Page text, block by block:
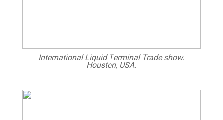
International Liquid Terminal Trade show.
Houston, USA.